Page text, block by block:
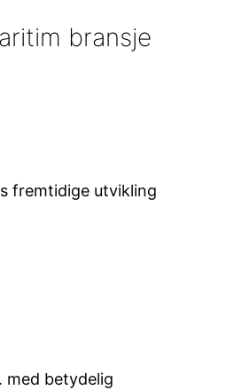
bransje
fremtidige utvikling
med betydelig